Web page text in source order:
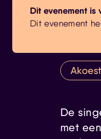
Dit evenement is
Dit evenement
De
met